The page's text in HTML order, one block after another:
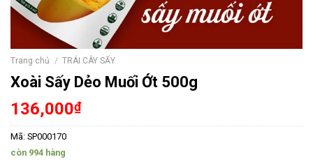
Trang chủ / TRÁI CÂY SẤY
Xoài Sấy Dẻo Muối Ớt 500g
136,000₫
Mã: SP000170
còn 994 hàng